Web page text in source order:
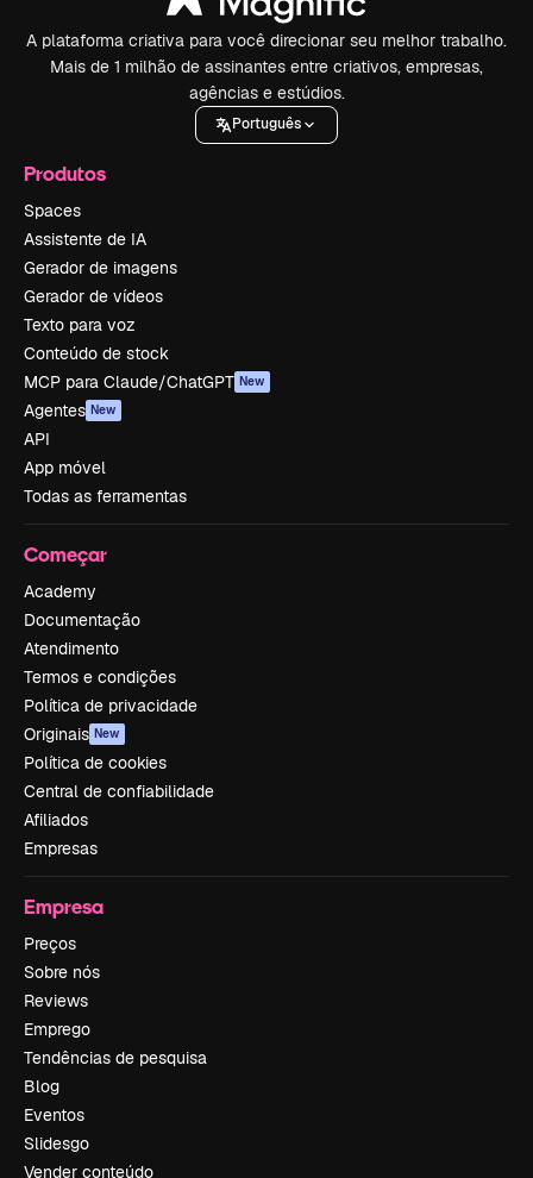
A plataforma criativa para você direcionar seu melhor trabalho.
Mais de 1 milhão de assinantes entre criativos, empresas,
agências e estúdios.
Português
Produtos
Spaces
Assistente de IA
Gerador de imagens
Gerador de vídeos
Texto para voz
Conteúdo de stock
MCP para Claude/ChatGPT New
Agentes New
API
App móvel
Todas as ferramentas
Começar
Academy
Documentação
Atendimento
Termos e condições
Política de privacidade
Originais New
Política de cookies
Central de confiabilidade
Afiliados
Empresas
Empresa
Preços
Sobre nós
Reviews
Emprego
Tendências de pesquisa
Blog
Eventos
Slidesgo
Vender conteúdo